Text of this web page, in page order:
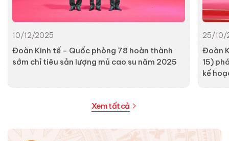
10/12/2025
Đoàn Kinh tế - Quốc phòng 78 hoàn thành
sớm chỉ tiêu sản lượng mủ cao su năm 2025
25/10/
Đoàn
15)
kế
Xem tất cả